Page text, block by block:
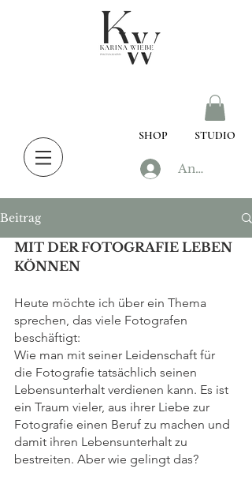
SHOP STUDIO
Anmelden
Beitrag
MIT DER FOTOGRAFIE LEBEN
KÖNNEN
Heute möchte ich über ein Thema
sprechen, das viele Fotografen
beschäftigt:
Wie man mit seiner Leidenschaft für
die Fotografie tatsächlich seinen
Lebensunterhalt verdienen kann. Es ist
ein Traum vieler, aus ihrer Liebe zur
Fotografie einen Beruf zu machen und
damit ihren Lebensunterhalt zu
bestreiten. Aber wie gelingt das?